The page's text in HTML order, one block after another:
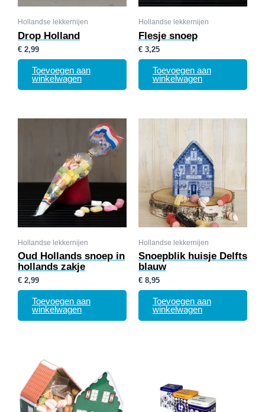
Hollandse lekkernijen
Drop Holland
€ 2,99
Toevoegen aan
winkelwagen
Hollandse lekkernijen
Flesje snoep
€ 3,25
Toevoegen aan
winkelwagen
Hollandse lekkernijen
Oud Hollands snoep in
hollands zakje
€ 2,99
Toevoegen aan
winkelwagen
Hollandse lekkernijen
Snoepblik huisje Delfts
blauw
€ 8,95
Toevoegen aan
winkelwagen